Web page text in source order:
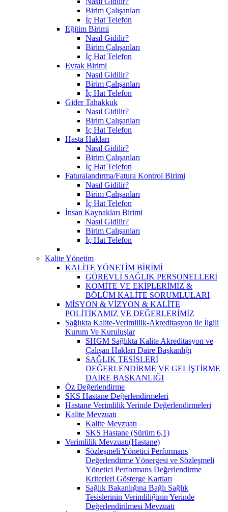
Birim Çalışanları
İç Hat Telefon
Eğitim Birimi
Nasıl Gidilir?
Birim Çalışanları
İç Hat Telefon
Evrak Birimi
Nasıl Gidilir?
Birim Çalışanları
İç Hat Telefon
Gider Tahakkuk
Nasıl Gidilir?
Birim Çalışanları
İç Hat Telefon
Hasta Hakları
Nasıl Gidilir?
Birim Çalışanları
İç Hat Telefon
Faturalandırma/Fatura Kontrol Birimi
Nasıl Gidilir?
Birim Çalışanları
İç Hat Telefon
İnsan Kaynakları Birimi
Nasıl Gidilir?
Birim Çalışanları
İç Hat Telefon
Kalite Yönetim
KALİTE YÖNETİM BİRİMİ
GÖREVLİ SAĞLIK PERSONELLERİ
KOMİTE VE EKİPLERİMİZ &
BÖLÜM KALİTE SORUMLULARI
MİSYON & VİZYON & KALİTE
POLİTİKAMIZ VE DEĞERLERİMİZ
Sağlıkta Kalite-Verimlilik-Akreditasyon ile İlgili
Kurum Ve Kuruluşlar
SHGM Sağlıkta Kalite Akreditasyon ve
Çalışan Hakları Daire Başkanlığı
SAĞLIK TESİSLERİ
DEĞERLENDİRME VE GELİŞTİRME
DAİRE BAŞKANLIĞI
Öz Değerlendirme
SKS Hastane Değerlendirmeleri
Hastane Verimlilik Yerinde Değerlendirmeleri
Kalite Mevzuatı
Kalite Mevzuatı
SKS Hastane (Sürüm 6,1)
Verimlilik Mevzuatı(Hastane)
Sözleşmeli Yönetici Performans
Değerlendirme Yönergesi ve Sözleşmeli
Yönetici Performans Değerlendirme
Kriterleri Gösterge Kartları
Sağlık Bakanlığına Bağlı Sağlık
Tesislerinin Verimliliğinin Yerinde
Değerlendirilmesi Mevzuatı